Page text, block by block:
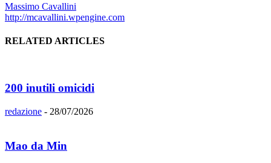
Massimo Cavallini
http://mcavallini.wpengine.com
RELATED ARTICLES
200 inutili omicidi
redazione - 28/07/2026
Mao da Min